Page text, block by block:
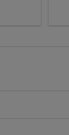
cmp-view-
cmp-view-
AMS–JED: cmp-
AMS–JED: